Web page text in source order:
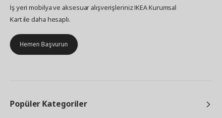
İş yeri mobilya ve aksesuar alışverişleriniz IKEA Kurumsal
Kart ile daha hesaplı.
Hemen Başvurun
Popüler Kategoriler